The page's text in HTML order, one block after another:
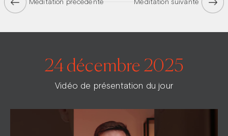
Méditation précédente Méditation suivante
24 décembre 2025
Vidéo de présentation du jour